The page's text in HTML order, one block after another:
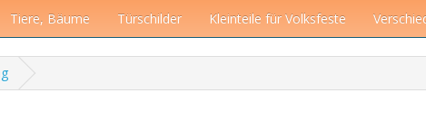
Tiere, Bäume Türschilder Kleinteile für Volksfeste